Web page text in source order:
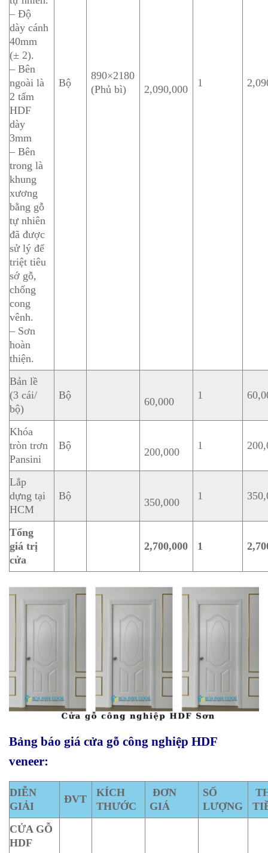
– Độ
dày cánh
40mm
(± 2).
– Bên
ngoài là
2 tấm
HDF
dày
3mm
– Bên
trong là
khung
xương
bằng gỗ
tự nhiên
đã được
sử lý để
triệt tiêu
sớ gỗ,
chống
cong
vênh.
– Sơn
hoàn
thiện.
Bộ
890×2180
(Phủ bì)
2,090,000
1
Bản lề
(3 cái/
bộ)
Bộ
60,000
1
Khóa
tròn trơn
Pansini
Bộ
200,000
1
Lắp
dựng tại
HCM
Bộ
350,000
1
Tổng
giá trị
cửa
2,700,000 1
Bảng báo giá cửa gỗ công nghiệp HDF
veneer:
DIỄN
GIẢI
ĐVT
KÍCH
THƯỚC
ĐƠN
GIÁ
SỐ
LƯỢNG
CỬA GỖ
HDF